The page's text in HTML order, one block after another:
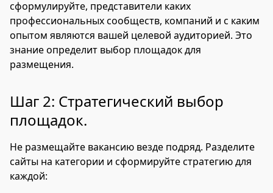
сформулируйте, представители каких
профессиональных сообществ, компаний и с каким
опытом являются вашей целевой аудиторией. Это
знание определит выбор площадок для
размещения.
Шаг 2: Стратегический выбор
площадок.
Не размещайте вакансию везде подряд. Разделите
сайты на категории и сформируйте стратегию для
каждой: